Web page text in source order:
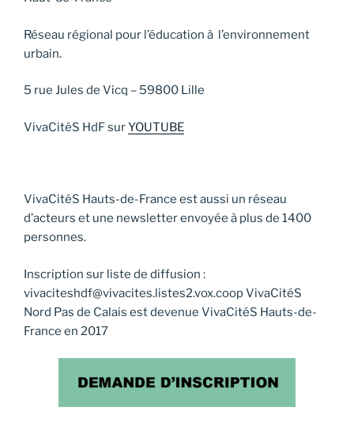
Réseau régional pour l’éducation à l’environnement
urbain.
5 rue Jules de Vicq – 59800 Lille
VivaCitéS HdF surYOUTUBE
VivaCitéS Hauts-de-France est aussi un réseau
d’acteurs et une newsletter envoyée à plus de 1400
personnes.
Inscription sur liste de diffusion :
vivaciteshdf@vivacites.listes2.vox.coop VivaCitéS
Nord Pas de Calais est devenue VivaCitéS Hauts-de-
France en 2017